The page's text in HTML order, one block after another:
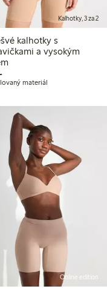
Kalhotky, 3 za 2
kalhotky s
a vysokým
499,00 Kč
materiál
Online edition